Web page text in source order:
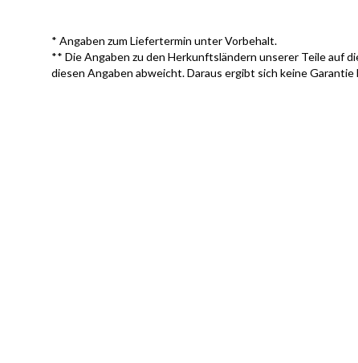
* Angaben zum Liefertermin unter Vorbehalt.
** Die Angaben zu den Herkunftsländern unserer Teile auf
diesen Angaben abweicht. Daraus ergibt sich keine